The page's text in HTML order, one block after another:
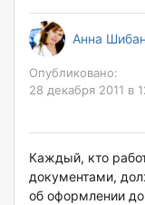
Анна
Опубликовано:
28 декабря 2011 в
Каждый, кто
документами,
об оформлении